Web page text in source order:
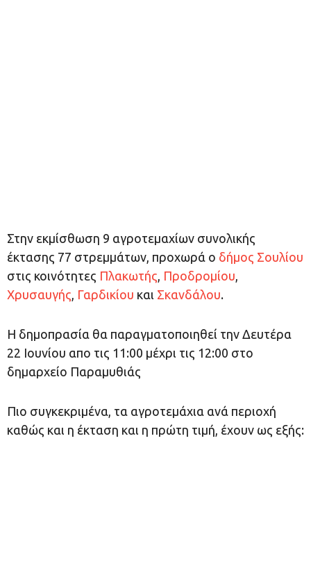
Στην εκμίσθωση 9 αγροτεμαχίων συνολικής
έκτασης 77 στρεμμάτων, προχωρά ο δήμος Σουλίου
στις κοινότητες Πλακωτής, Προδρομίου,
Χρυσαυγής, Γαρδικίου και Σκανδάλου.
Η δημοπρασία θα παραγματοποιηθεί την Δευτέρα
22 Ιουνίου απο τις 11:00 μέχρι τις 12:00 στο
δημαρχείο Παραμυθιάς
Πιο συγκεκριμένα, τα αγροτεμάχια ανά περιοχή
καθώς και η έκταση και η πρώτη τιμή, έχουν ως εξής: